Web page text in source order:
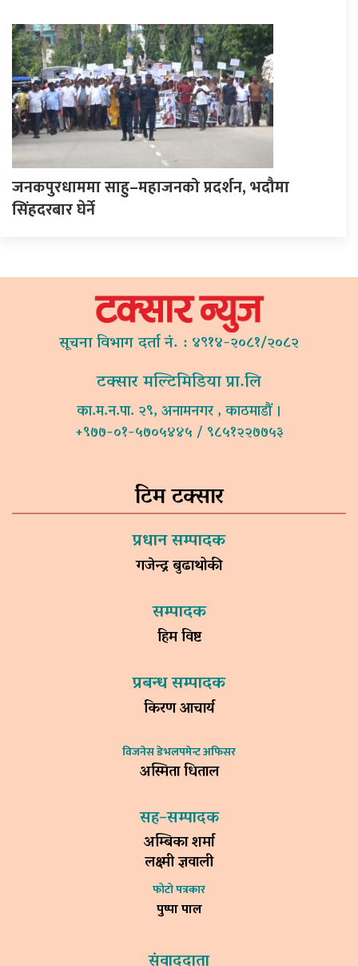
जनकपुरधाममा साहु–महाजनको प्रदर्शन, भदौमा
सिंहदरबार घेर्ने
सूचना विभाग दर्ता नं. : ४९१४-२०८१/२०८२
टक्सार मल्टिमिडिया प्रा.लि
का.म.न.पा. २९, अनामनगर , काठमाडौं ।
+९७७-०१-५७०५४४५ / ९८५१२२७७५३
टिम टक्सार
प्रधान सम्पादक
गजेन्द्र बुढाथोकी
सम्पादक
हिम विष्ट
प्रबन्ध सम्पादक
किरण आचार्य
विजनेस डेभलपमेन्ट अफिसर
अस्मिता धिताल
सह–सम्पादक
अम्बिका शर्मा
लक्ष्मी ज्ञवाली
फोटो पत्रकार
पुष्पा पाल